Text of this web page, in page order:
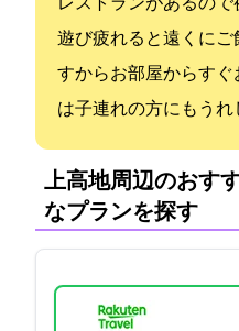
レストランがあるので
遊び疲れると遠くに
すからお部屋からす
は子連れの方にもうれ
上高地周辺のおす
なプランを探す